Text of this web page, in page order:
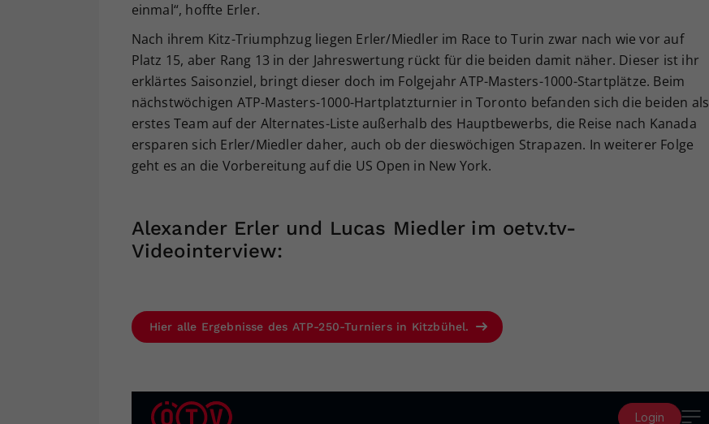
einmal“, hoffte Erler.
Nach ihrem Kitz-Triumphzug liegen Erler/Miedler im Race to Turin zwar nach wie vor auf
Platz 15, aber Rang 13 in der Jahreswertung rückt für die beiden damit näher. Dieser ist ihr
erklärtes Saisonziel, bringt dieser doch im Folgejahr ATP-Masters-1000-Startplätze. Beim
nächstwöchigen ATP-Masters-1000-Hartplatzturnier in Toronto befanden sich die beiden als
erstes Team auf der Alternates-Liste außerhalb des Hauptbewerbs, die Reise nach Kanada
ersparen sich Erler/Miedler daher, auch ob der dieswöchigen Strapazen. In weiterer Folge
geht es an die Vorbereitung auf die US Open in New York.
Alexander Erler und Lucas Miedler im oetv.tv-
Videointerview:
Hier alle Ergebnisse des ATP-250-Turniers in Kitzbühel.